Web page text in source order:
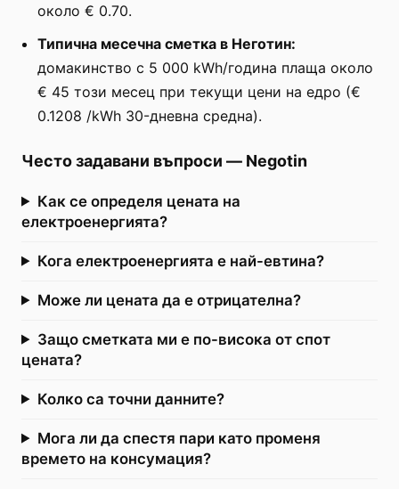
около € 0.70.
Типична месечна сметка в Неготин:
домакинство с 5 000 kWh/година плаща около
€ 45 този месец при текущи цени на едро (€
0.1208 /kWh 30-дневна средна).
Често задавани въпроси — Negotin
Как се определя цената на
електроенергията?
Кога електроенергията е най-евтина?
Може ли цената да е отрицателна?
Защо сметката ми е по-висока от спот
цената?
Колко са точни данните?
Мога ли да спестя пари като променя
времето на консумация?